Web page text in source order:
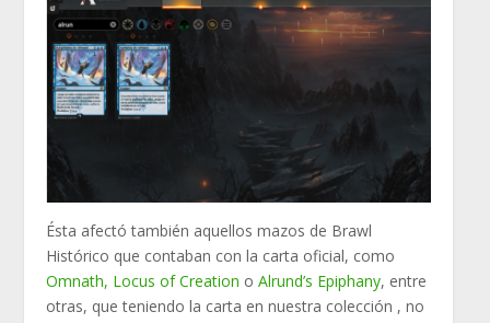
Ésta afectó también aquellos mazos de Brawl
Histórico que contaban con la carta oficial, como
Omnath, Locus of Creation oAlrund’s Epiphany, entre
otras, que teniendo la carta en nuestra colección , no